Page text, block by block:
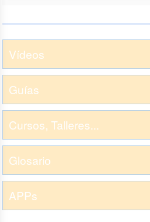
Vídeos
Guías
Cursos, Talleres...
Glosario
APPs